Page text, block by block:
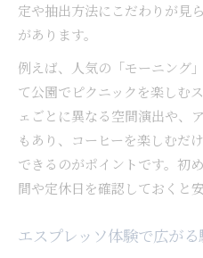
定や抽出方法にこだわりが見
があります。
例えば、人気の「モーニング
て公園でピクニックを楽しむ
ェごとに異なる空間演出や、
もあり、コーヒーを楽しむだ
できるのがポイントです。初
間や定休日を確認しておくと安
エスプレッソ体験で広がる